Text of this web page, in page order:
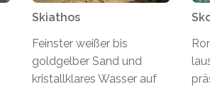
Skiathos
Feinster weißer bis
goldgelber Sand und
kristallklares Wasser auf